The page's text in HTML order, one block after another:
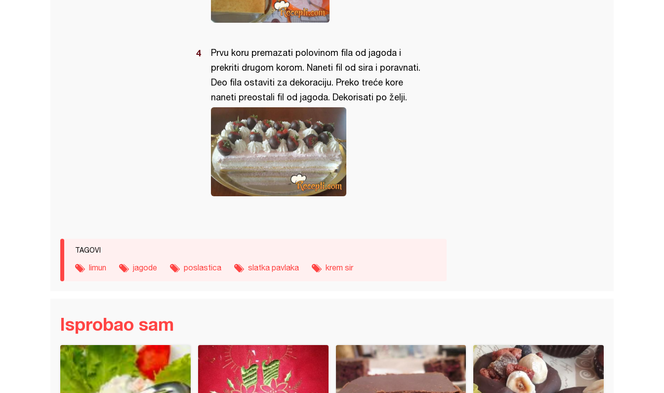
Prvu koru premazati polovinom fila od jagoda i
prekriti drugom korom. Naneti fil od sira i poravnati.
Deo fila ostaviti za dekoraciju. Preko treće kore
naneti preostali fil od jagoda. Dekorisati po želji.
TAGOVI
limun jagode poslastica slatka pavlaka krem sir
Isprobao sam